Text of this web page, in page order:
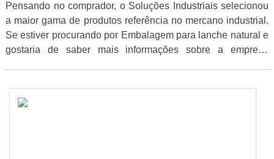
Pensando no comprador, o Soluções Industriais selecionou
a maior gama de produtos referência no mercano industrial.
Se estiver procurando por Embalagem para lanche natural e
gostaria de saber mais informações sobre a empresa